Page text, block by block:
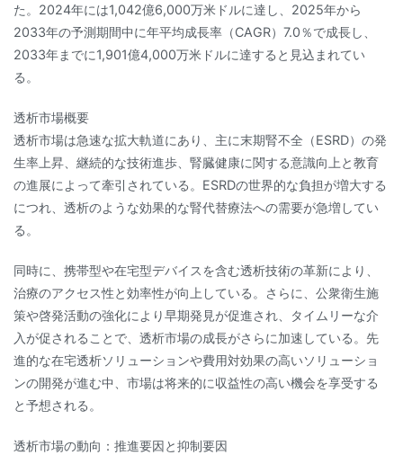
た。2024年には1,042億6,000万米ドルに達し、2025年から
2033年の予測期間中に年平均成長率（CAGR）7.0％で成長し、
2033年までに1,901億4,000万米ドルに達すると見込まれてい
る。
透析市場概要
透析市場は急速な拡大軌道にあり、主に末期腎不全（ESRD）の発
生率上昇、継続的な技術進歩、腎臓健康に関する意識向上と教育
の進展によって牽引されている。ESRDの世界的な負担が増大する
につれ、透析のような効果的な腎代替療法への需要が急増してい
る。
同時に、携帯型や在宅型デバイスを含む透析技術の革新により、
治療のアクセス性と効率性が向上している。さらに、公衆衛生施
策や啓発活動の強化により早期発見が促進され、タイムリーな介
入が促されることで、透析市場の成長がさらに加速している。先
進的な在宅透析ソリューションや費用対効果の高いソリューショ
ンの開発が進む中、市場は将来的に収益性の高い機会を享受する
と予想される。
透析市場の動向：推進要因と抑制要因